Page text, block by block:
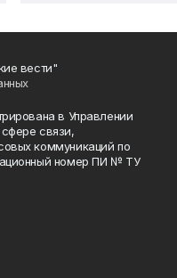
вести"
в Управлении
связи,
коммуникаций по
номер ПИ № ТУ